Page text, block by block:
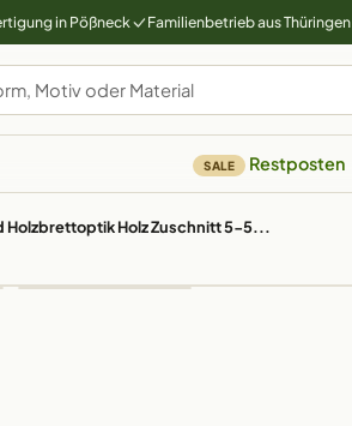
in Pößneck Familienbetrieb aus Thüringen
SALE Restposten
Holzbrettoptik Holz Zuschnitt 5-5...